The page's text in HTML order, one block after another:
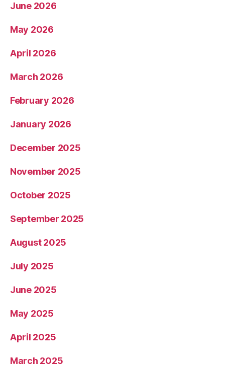
June 2026
May 2026
April 2026
March 2026
February 2026
January 2026
December 2025
November 2025
October 2025
September 2025
August 2025
July 2025
June 2025
May 2025
April 2025
March 2025